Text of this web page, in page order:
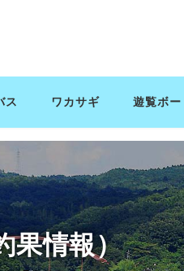
ス ワカサギ 遊覧ボー
果情報）